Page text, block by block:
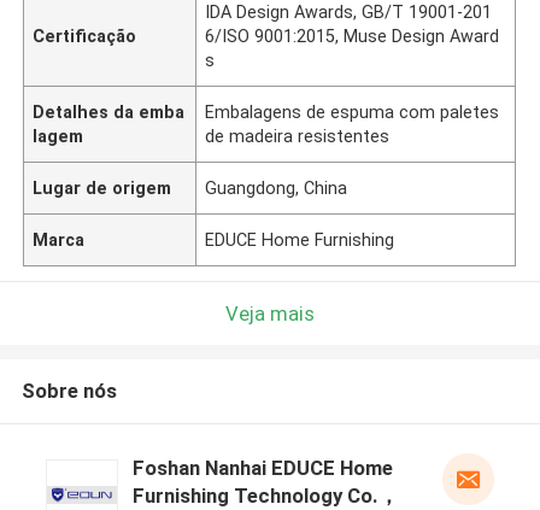
Certificação
IDA Design Awards, GB/T 19001-201
6/ISO 9001:2015, Muse Design Award
s
Detalhes da emba
lagem
Embalagens de espuma com paletes
de madeira resistentes
Lugar de origem Guangdong, China
Marca EDUCE Home Furnishing
Veja mais
Sobre nós
Foshan Nanhai EDUCE Home
Furnishing Technology Co.，